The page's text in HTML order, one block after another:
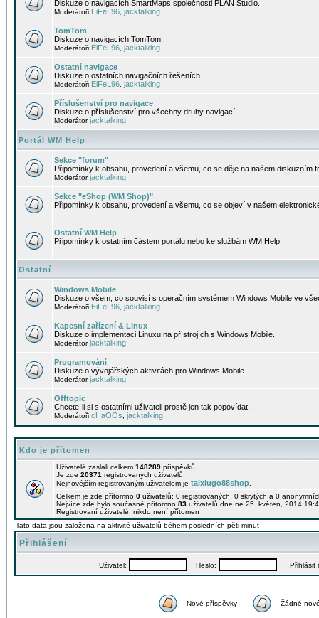
Diskuze o navigacích SmartMaps společnosti PLAN Studio.
Moderátoři EiFeL96 jacktalking
TomTom
Diskuze o navigacích TomTom.
Moderátoři EiFeL96 jacktalking
Ostatní navigace
Diskuze o ostatních navigačních řešeních.
Moderátoři EiFeL96 jacktalking
Příslušenství pro navigace
Diskuze o příslušenství pro všechny druhy navigací.
Moderátorjacktalking
Portál WM Help
Sekce "forum"
Připomínky k obsahu, provedení a všemu, co se děje na našem diskuzním
Moderátorjacktalking
Sekce "eShop (WM Shop)"
Připomínky k obsahu, provedení a všemu, co se objeví v našem
Ostatní WM Help
Připomínky k ostatním částem portálu nebo ke službám WM Help.
Ostatní
Windows Mobile
Diskuze o všem, co souvisí s operačním systémem Windows Mobile ve
Moderátoři EiFeL96 jacktalking
Kapesní zařízení & Linux
Diskuze o implementaci Linuxu na přístrojích s Windows Mobile.
Moderátorjacktalking
Programování
Diskuze o vývojářských aktivitách pro Windows Mobile.
Moderátorjacktalking
Offtopic
Chcete-li si s ostatními uživateli prostě jen tak popovídat...
Moderátoři cHaOOs jacktalking
Kdo je přítomen
Uživatelé zaslali celkem 148289 příspěvků.
Je zde 20371 registrovaných uživatelů.
Nejnovějším registrovaným uživatelem je taixiugo88shop
Celkem je zde přítomno 0 uživatelů: 0 registrovaných, 0 skrytých a 0
Nejvíce zde bylo současně přítomno 83 uživatelů dne ne 25. květen, 2014
Registrovaní uživatelé: nikdo není přítomen
Tato data jsou založena na aktivitě uživatelů během posledních pěti minut
Přihlášení
Uživatel: Heslo: Přihlásit
Nové příspěvky Žádné